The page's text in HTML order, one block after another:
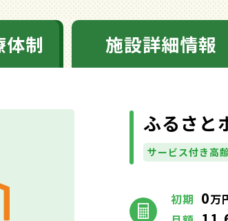
体制 施設詳細情報
ふるさと
サービス付き高
初期 0万